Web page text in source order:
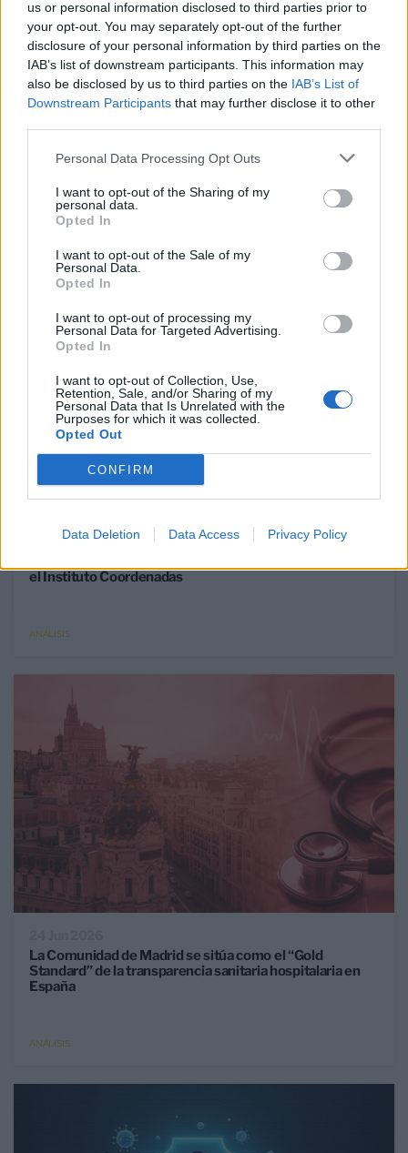
us or personal information disclosed to third parties prior to
your opt-out. You may separately opt-out of the further
disclosure of your personal information by third parties on the
IAB’s list of downstream participants. This information may
also be disclosed by us to third parties on the IAB’s List of
Downstream Participants that may further disclose it to other
Personal Data Processing Opt Outs
I want to opt-out of the Sharing of my
personal data.
Opted In
I want to opt-out of the Sale of my
Personal Data.
Opted In
I want to opt-out of processing my
Personal Data for Targeted Advertising.
Opted In
I want to opt-out of Collection, Use,
Retention, Sale, and/or Sharing of my
Personal Data that Is Unrelated with the
Purposes for which it was collected.
Opted Out
CONFIRM
Data Deletion Data Access Privacy Policy
preservar el liderazgo español en fibra
RETOS MERCADO TELECOM
El aumento del 52% de plazas MIR no corrige el déficit
el Instituto Coordenadas
ANÁLISIS
La Comunidad de Madrid se sitúa como el “Gold
Standard” de la transparencia sanitaria hospitalaria en
España
ANÁLISIS